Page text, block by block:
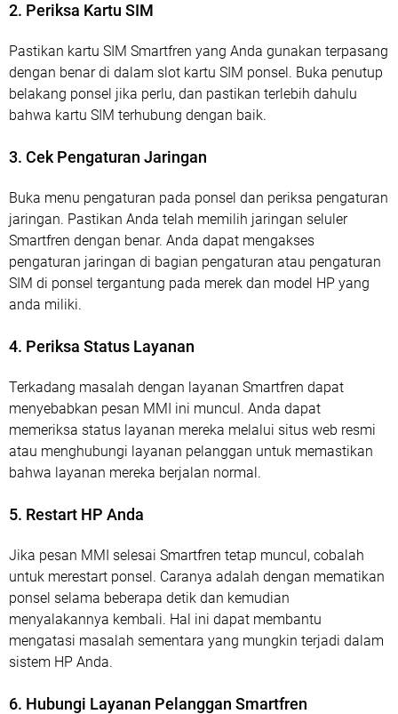
2. Periksa Kartu SIM
Pastikan kartu SIM Smartfren yang Anda gunakan terpasang
dengan benar di dalam slot kartu SIM ponsel. Buka penutup
belakang ponsel jika perlu, dan pastikan terlebih dahulu
bahwa kartu SIM terhubung dengan baik.
3. Cek Pengaturan Jaringan
Buka menu pengaturan pada ponsel dan periksa pengaturan
jaringan. Pastikan Anda telah memilih jaringan seluler
Smartfren dengan benar. Anda dapat mengakses
pengaturan jaringan di bagian pengaturan atau pengaturan
SIM di ponsel tergantung pada merek dan model HP yang
anda miliki.
4. Periksa Status Layanan
Terkadang masalah dengan layanan Smartfren dapat
menyebabkan pesan MMI ini muncul. Anda dapat
memeriksa status layanan mereka melalui situs web resmi
atau menghubungi layanan pelanggan untuk memastikan
bahwa layanan mereka berjalan normal.
5. Restart HP Anda
Jika pesan MMI selesai Smartfren tetap muncul, cobalah
untuk merestart ponsel. Caranya adalah dengan mematikan
ponsel selama beberapa detik dan kemudian
menyalakannya kembali. Hal ini dapat membantu
mengatasi masalah sementara yang mungkin terjadi dalam
sistem HP Anda.
6. Hubungi Layanan Pelanggan Smartfren